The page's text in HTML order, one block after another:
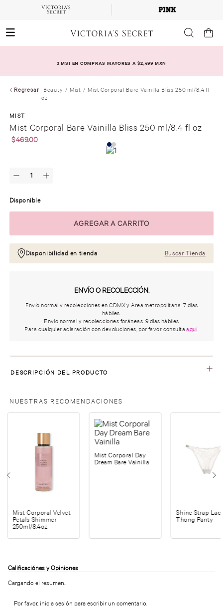
3 MSI EN COMPRAS MAYORES A $2,499 MXN
Regresar Beauty Mist
Mist Corporal Bare Vainilla Bliss 250 ml/8.4 fl
oz
MIST
Mist Corporal Bare Vainilla Bliss 250 ml/8.4 fl oz
$469.00
Disponible
Disponibilidad en tienda Buscar Tienda
ENVÍO O RECOLECCIÓN.
Envío normal y recolecciones en CDMX y Area metropolitana: 7 días
hábiles.
Envío normal y recolecciones foráneas: 9 días hábiles
Para cualquier aclaración con devoluciones, por favor consultaaquí.
DESCRIPCIÓN DEL PRODUCTO
NUESTRAS RECOMENDACIONES
Mist Corporal Velvet
Petals Shimmer
250ml/8.4oz
Mist Corporal Day
Dream Bare Vainilla
Shine Strap
Thong Panty
Cargando el resumen…
Por favor, inicia sesión para escribir un comentario.